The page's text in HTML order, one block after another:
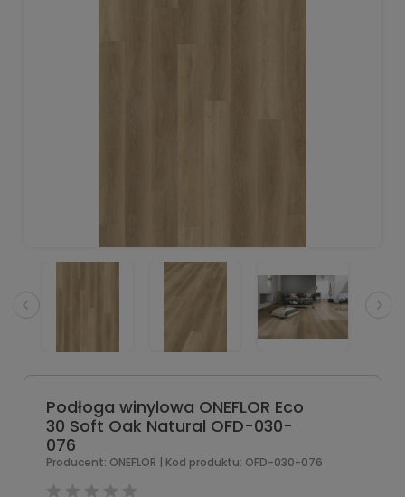
Podłoga winylowa ONEFLOR Eco
30 Soft Oak Natural OFD-030-
076
Producent: ONEFLOR | Kod produktu: OFD-030-076